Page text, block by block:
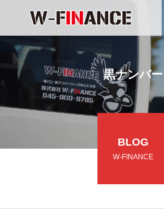
黒ナンバー
BLOG
W-FINANCE